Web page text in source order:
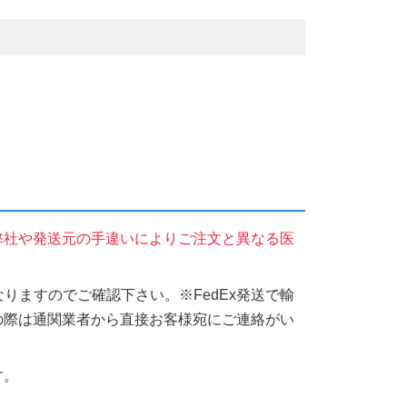
や発送元の手違いによりご注文と異なる医
ますのでご確認下さい。※FedEx発送で輸
は通関業者から直接お客様宛にご連絡がい